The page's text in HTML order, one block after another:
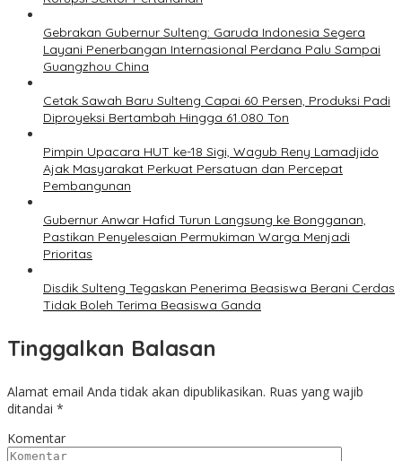
Gebrakan Gubernur Sulteng: Garuda Indonesia Segera
Layani Penerbangan Internasional Perdana Palu Sampai
Guangzhou China
Cetak Sawah Baru Sulteng Capai 60 Persen, Produksi Padi
Diproyeksi Bertambah Hingga 61.080 Ton
Pimpin Upacara HUT ke-18 Sigi, Wagub Reny Lamadjido
Ajak Masyarakat Perkuat Persatuan dan Percepat
Pembangunan
Gubernur Anwar Hafid Turun Langsung ke Bongganan,
Pastikan Penyelesaian Permukiman Warga Menjadi
Prioritas
Disdik Sulteng Tegaskan Penerima Beasiswa Berani Cerdas
Tidak Boleh Terima Beasiswa Ganda
Tinggalkan Balasan
Alamat email Anda tidak akan dipublikasikan. Ruas yang wajib
ditandai *
Komentar